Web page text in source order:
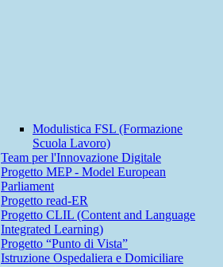
Modulistica FSL (Formazione
Scuola Lavoro)
Team per l'Innovazione Digitale
Progetto MEP - Model European
Parliament
Progetto read-ER
Progetto CLIL (Content and Language
Integrated Learning)
Progetto “Punto di Vista”
Istruzione Ospedaliera e Domiciliare